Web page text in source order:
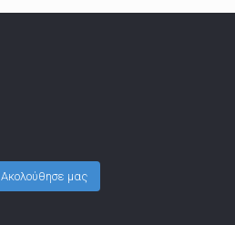
Ακολούθησε μας